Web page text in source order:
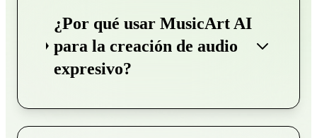
¿Por qué usar MusicArt AI
para la creación de audio
expresivo?